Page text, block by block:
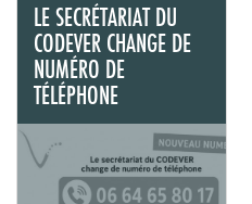
LE SECRÉTARIAT DU
CODEVER CHANGE DE
NUMÉRO DE
TÉLÉPHONE